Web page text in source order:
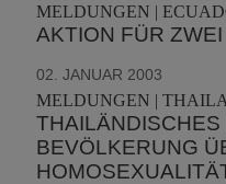
MELDUNGEN |
AKTION FÜR
02. JANUAR 2003
MELDUNGEN |
BEVÖLKERUNG